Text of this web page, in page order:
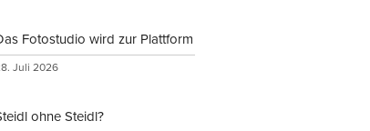
Fotostudio wird zur Plattform
Juli 2026
ohne Steidl?